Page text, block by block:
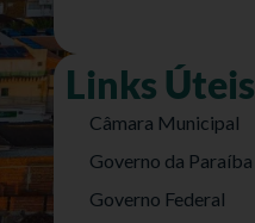
Links Úteis
Câmara Municipal
Governo da Paraíba
Governo Federal